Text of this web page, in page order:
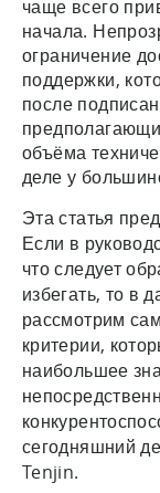
чаще всего
начала.
ограничение
поддержки,
после
объёма
деле у
Эта статья
Если в
что следует
избегать, то в
рассмотрим
критерии,
наибольшее
сегодняшний
Tenjin.